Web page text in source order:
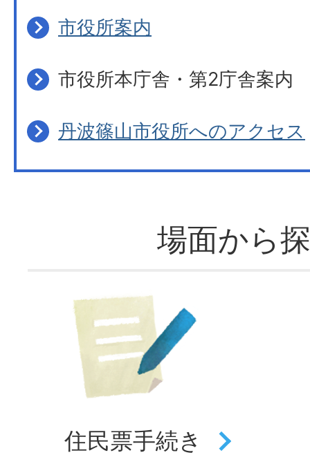
市役所案内
市役所本庁舎・第2庁舎案内
丹波篠山市役所へのアクセス
場面から
住民票手続き